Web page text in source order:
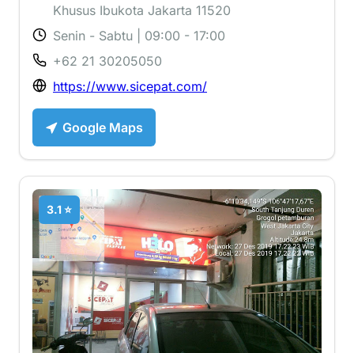
Khusus Ibukota Jakarta 11520
Senin - Sabtu | 09:00 - 17:00
+62 21 30205050
https://www.sicepat.com/
Google Maps
3.1 ⭐